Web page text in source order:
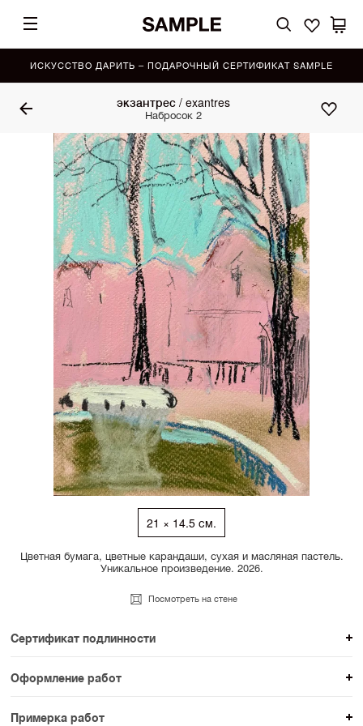
ИСКУССТВО ДАРИТЬ – ПОДАРОЧНЫЙ СЕРТИФИКАТ SAMPLE
экзантрес / exantres
Набросок 2
21 × 14.5 см.
Цветная бумага, цветные карандаши, сухая и масляная пастель.
Уникальное произведение. 2026.
Посмотреть на стене
Сертификат подлинности
К каждому авторскому произведению мы
прикладываем сертификат подлинности. Для товаров
раздела SAMPLE СЕРИЯ сертификаты не
Оформление работ
При покупке произведения вы можете выбрать и
Примерка работ